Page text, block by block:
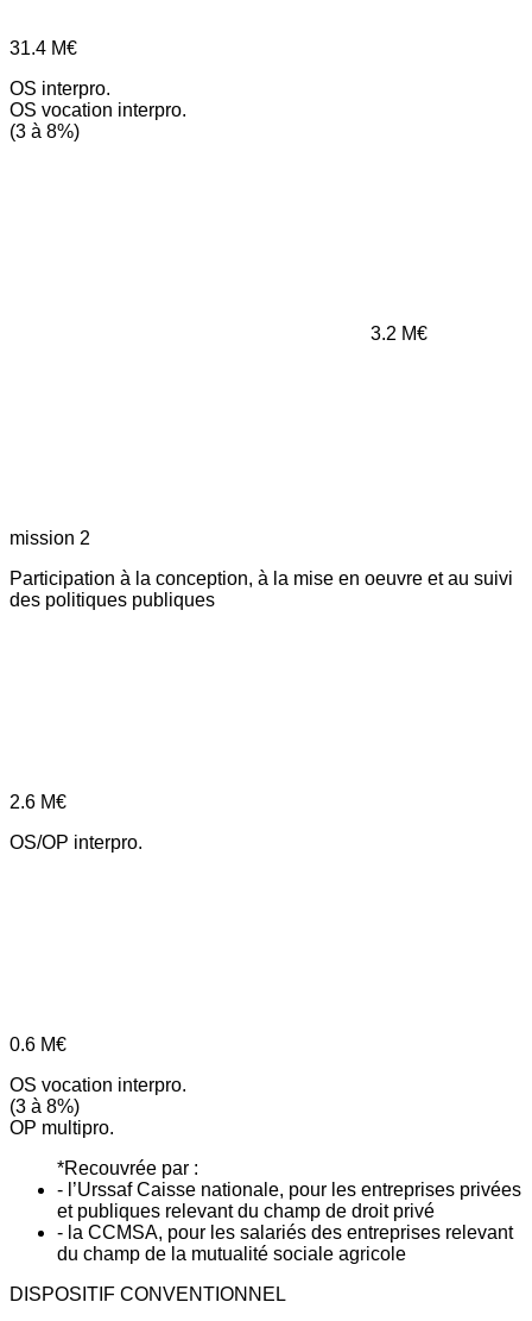
31.4 M€
OS interpro.
OS vocation interpro.
(3 à 8%)
3.2 M€
mission 2
Participation à la conception, à la mise en oeuvre et au suivi
des politiques publiques
2.6 M€
OS/OP interpro.
0.6 M€
OS vocation interpro.
(3 à 8%)
OP multipro.
*Recouvrée par :
- l’Urssaf Caisse nationale, pour les entreprises privées
et publiques relevant du champ de droit privé
- la CCMSA, pour les salariés des entreprises relevant
du champ de la mutualité sociale agricole
DISPOSITIF CONVENTIONNEL